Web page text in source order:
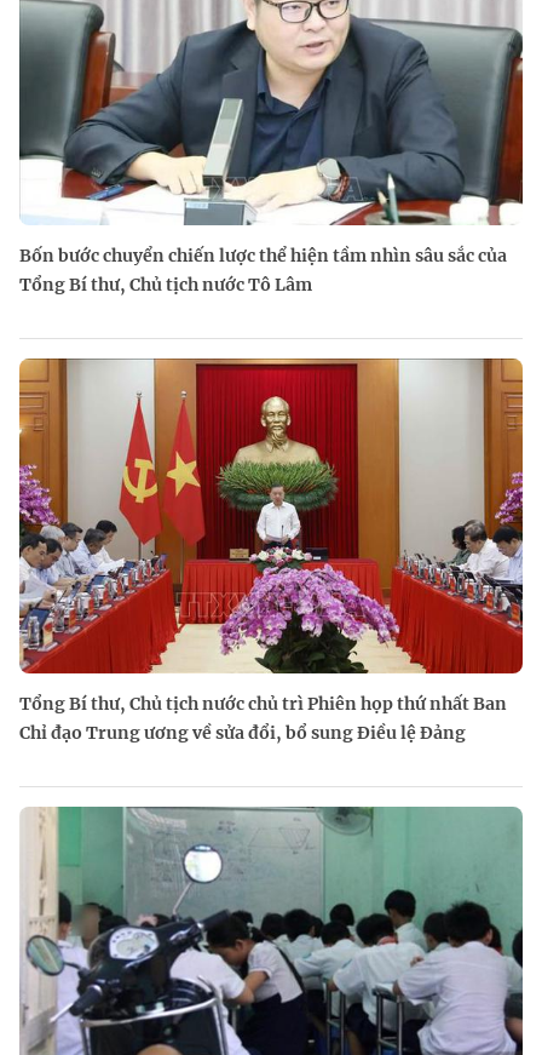
Bốn bước chuyển chiến lược thể hiện tầm nhìn sâu sắc của
Tổng Bí thư, Chủ tịch nước Tô Lâm
Tổng Bí thư, Chủ tịch nước chủ trì Phiên họp thứ nhất Ban
Chỉ đạo Trung ương về sửa đổi, bổ sung Điều lệ Đảng